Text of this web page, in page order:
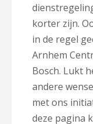
korter zijn.
in de regel
Arnhem
Bosch. Lukt
andere
met ons
deze pagina